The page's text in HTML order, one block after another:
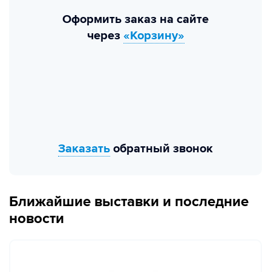
Оформить заказ на сайте
через «Корзину»
Заказать обратный звонок
Ближайшие выставки и последние
новости